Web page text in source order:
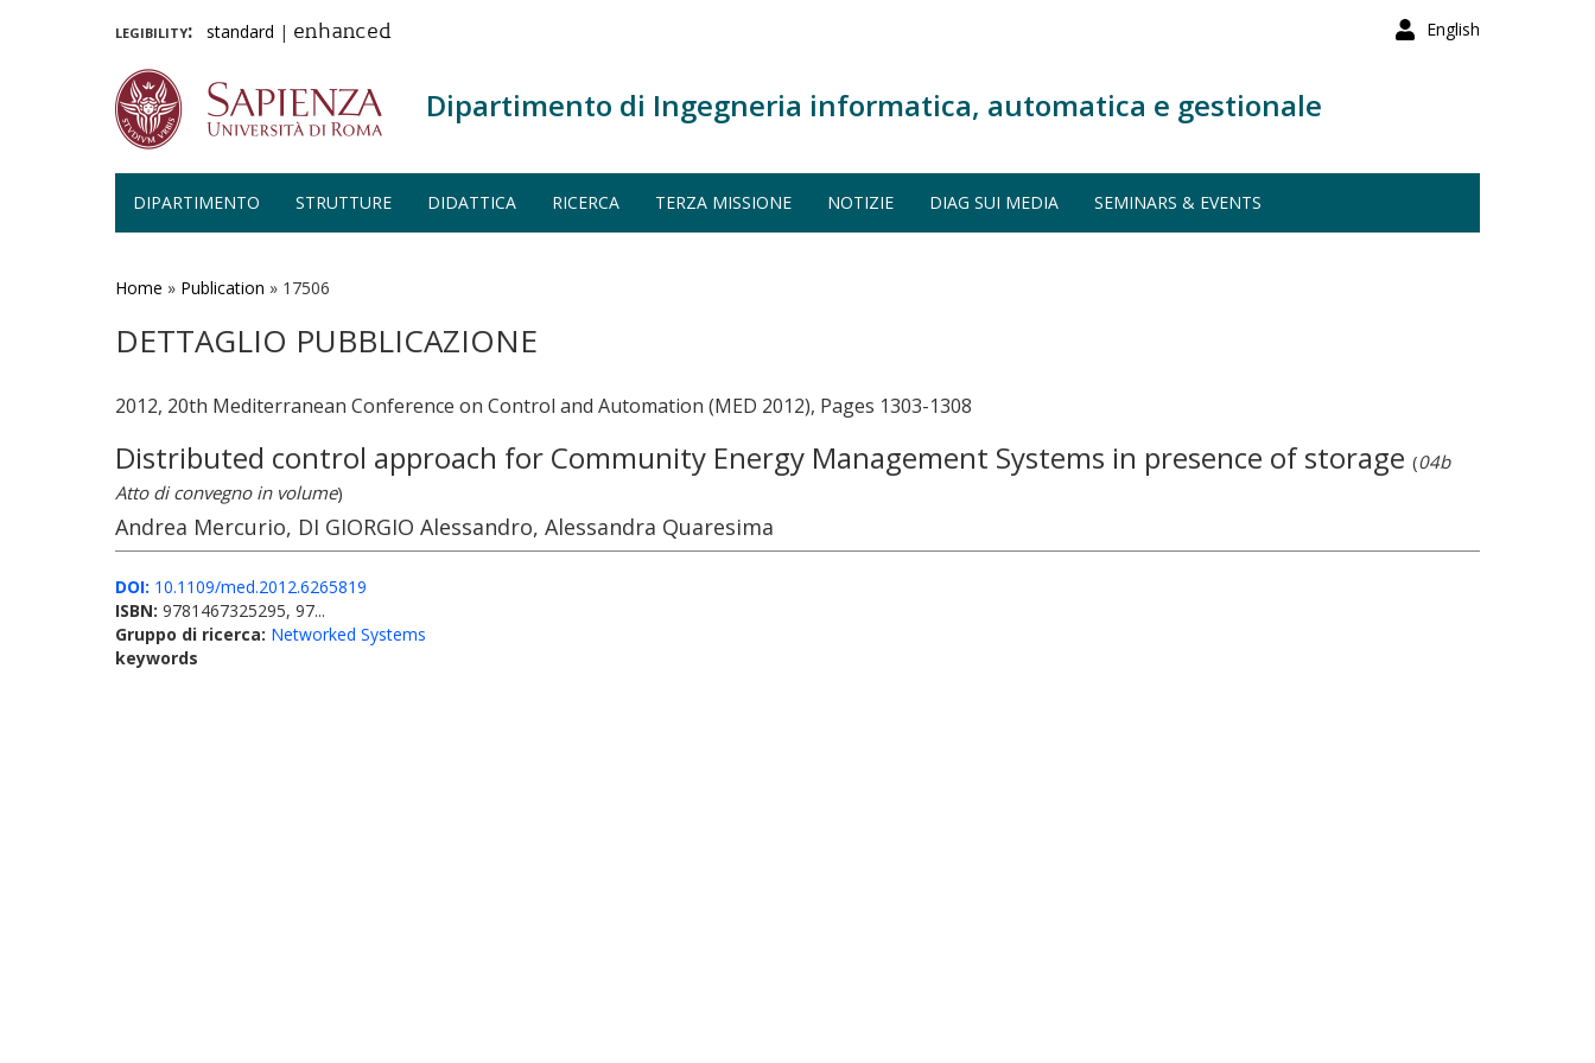
English
legibility: standard | enhanced
Dipartimento di Ingegneria informatica, automatica e gestionale
DIPARTIMENTO STRUTTURE DIDATTICA RICERCA TERZA MISSIONE NOTIZIE DIAG SUI MEDIA SEMINARS & EVENTS
Home » Publication » 17506
DETTAGLIO PUBBLICAZIONE
2012, 20th Mediterranean Conference on Control and Automation (MED 2012), Pages 1303-1308
Distributed control approach for Community Energy Management Systems in presence of storage (04b
Atto di convegno in volume)
Andrea Mercurio, DI GIORGIO Alessandro, Alessandra Quaresima
DOI: 10.1109/med.2012.6265819
ISBN: 9781467325295, 97...
Gruppo di ricerca: Networked Systems
keywords